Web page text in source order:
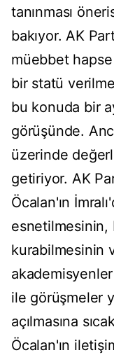
tanınması
bakıyor. AK
müebbet
bir statü
bu konuda bir
görüşünde.
üzerinde
getiriyor. AK
Öcalan'ın
esnetilmesinin,
kurabilmesinin
ile görüşmeler
açılmasına
Öcalan'ın